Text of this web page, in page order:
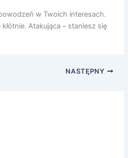
w Twoich interesach.
Atakująca – staniesz się
NASTĘPNY